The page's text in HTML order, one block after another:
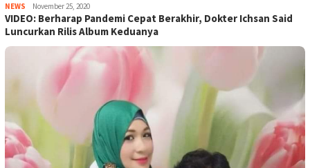
NEWS admin
November 25, 2020
VIDEO: Berharap Pandemi Cepat Berakhir, Dokter Ichsan Said
Luncurkan Rilis Album Keduanya